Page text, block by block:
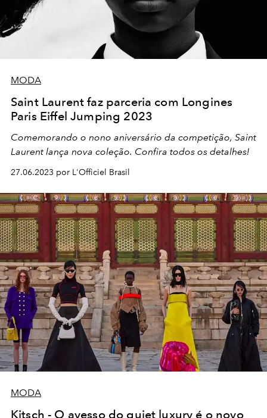
MODA
Saint Laurent faz parceria com Longines
Paris Eiffel Jumping 2023
Comemorando o nono aniversário da competição, Saint
Laurent lança nova coleção. Confira todos os detalhes!
27.06.2023 por L'Officiel Brasil
MODA
Kitsch - O avesso do quiet luxury é o novo